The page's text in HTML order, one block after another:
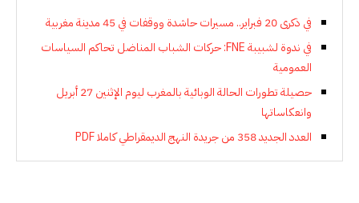
في ذكرى 20 فبراير.. مسيرات حاشدة ووقفات في 45 مدينة مغربية
في ندوة لشبيبة FNE: حركات الشباب المناضل تحاكم السياسات
العمومية
حصيلة تطورات الحالة الوبائية بالمغرب ليوم الإثنين 27 أبريل
وانعكاساتها
العدد الجديد 358 من جريدة النهج الديمقراطي كاملا PDF